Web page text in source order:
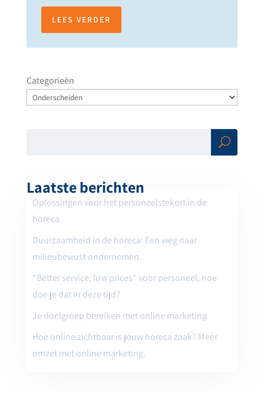
LEES VERDER
Categorieën
Zoe
ken
Laatste berichten
Oplossingen voor het personeelstekort in de
horeca.
Duurzaamheid in de horeca: Een weg naar
milieubewust ondernemen.
“Better service, low prices” voor personeel, hoe
doe je dat in deze tijd?
Je doelgroep bereiken met online marketing
Hoe online zichtbaar is jouw horeca zaak? Meer
omzet met online marketing.